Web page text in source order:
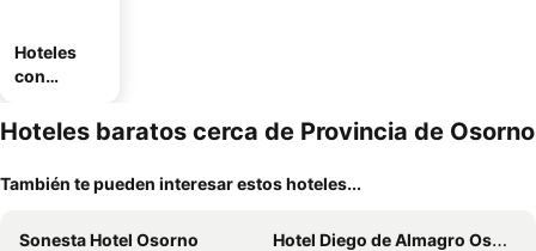
Hoteles
con
miento
Hoteles baratos cerca de Provincia de Osorno
También te pueden interesar estos hoteles...
Sonesta Hotel Osorno
Hotel Diego de Almagro Osorno